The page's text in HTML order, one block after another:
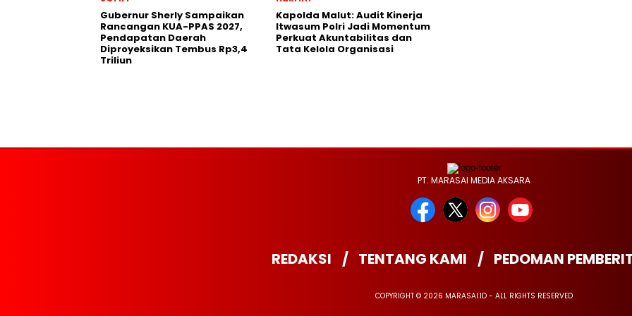
Gubernur Sherly Sampaikan
Rancangan KUA-PPAS 2027,
Pendapatan Daerah
Diproyeksikan Tembus Rp3,4
Triliun
Kapolda Malut: Audit Kinerja
Itwasum Polri Jadi Momentum
Perkuat Akuntabilitas dan
Tata Kelola Organisasi
PT. MARASAI MEDIA AKSARA
REDAKSI TENTANG KAMI PEDOMAN
COPYRIGHT © 2026 MARASAI.ID - ALL RIGHTS RESERVED